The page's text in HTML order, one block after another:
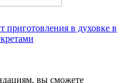
приготовления в духовке в
вы сможете